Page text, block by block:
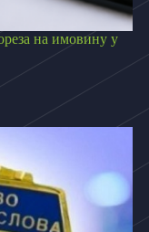
на имовину у